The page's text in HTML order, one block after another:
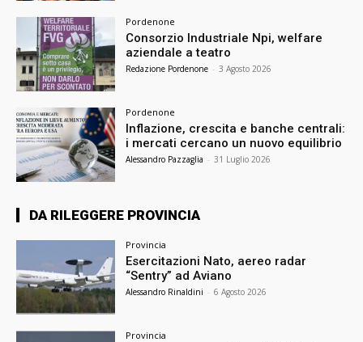
Pordenone
Consorzio Industriale Npi, welfare
aziendale a teatro
Redazione Pordenone - 3 Agosto 2026
Pordenone
Inflazione, crescita e banche centrali:
i mercati cercano un nuovo equilibrio
Alessandro Pazzaglia - 31 Luglio 2026
DA RILEGGERE PROVINCIA
Provincia
Esercitazioni Nato, aereo radar
“Sentry” ad Aviano
Alessandro Rinaldini - 6 Agosto 2026
Provincia